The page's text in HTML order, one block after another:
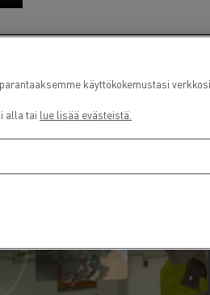
käyttökokemustasi
alla tai lue lisää evästeistä.